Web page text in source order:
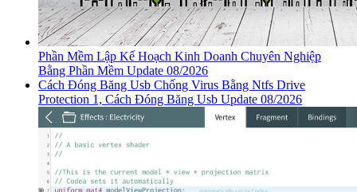
Phần Mềm Lập Kế Hoạch Kinh Doanh Chuyên Nghiệp
Bằng Phần Mềm Update 08/2026
Cách Đóng Băng Usb Chống Virus Bằng Ntfs Drive
Protection 1, Cách Đóng Băng Usb Update 08/2026